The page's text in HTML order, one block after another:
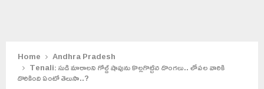
Home Andhra Pradesh
Tenali: సుడి మారాలని గోల్డ్ షాపును కొల్లగొట్టిన దొంగలు.. లోపల వారికి
దొరికింది ఏంటో తెలుసా..?